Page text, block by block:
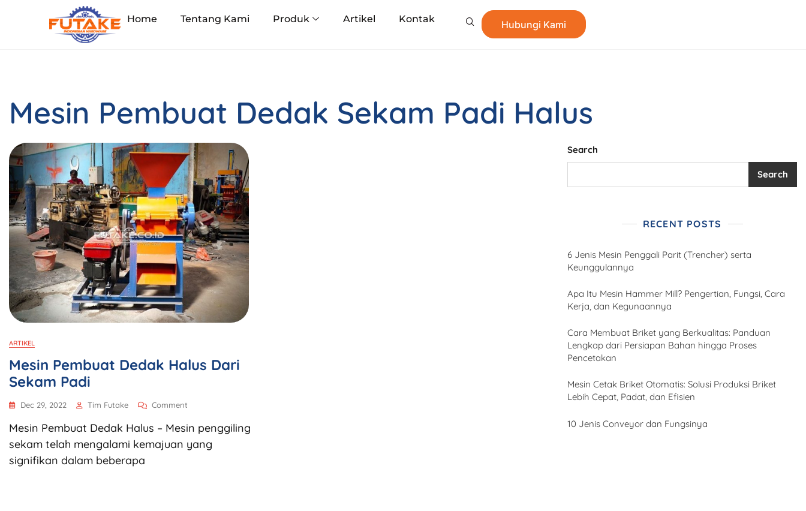
Home Tentang Kami Produk Artikel Kontak Hubungi Kami
Mesin Pembuat Dedak Sekam Padi Halus
ARTIKEL
Mesin Pembuat Dedak Halus Dari
Sekam Padi
Dec 29, 2022 Tim Futake Comment
Mesin Pembuat Dedak Halus – Mesin penggiling
sekam telah mengalami kemajuan yang
signifikan dalam beberapa
Search
Search
RECENT POSTS
6 Jenis Mesin Penggali Parit (Trencher) serta
Keunggulannya
Apa Itu Mesin Hammer Mill? Pengertian, Fungsi, Cara
Kerja, dan Kegunaannya
Cara Membuat Briket yang Berkualitas: Panduan
Lengkap dari Persiapan Bahan hingga Proses
Pencetakan
Mesin Cetak Briket Otomatis: Solusi Produksi Briket
Lebih Cepat, Padat, dan Efisien
10 Jenis Conveyor dan Fungsinya